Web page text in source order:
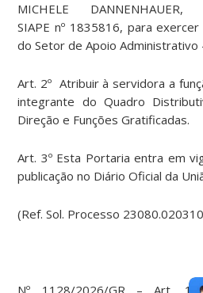
MICHELE DANNENHAUER,
SIAPE nº 1835816, para
do Setor de Apoio Administrativo
Art. 2º Atribuir à servidora a
integrante do Quadro
Direção e Funções Gratificadas.
Art. 3º Esta Portaria entra em
publicação no Diário Oficial da
(Ref. Sol. Processo